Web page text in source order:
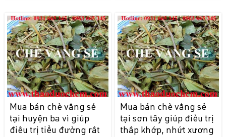
Mua bán chè vằng sẻ
tại huyện ba vì giúp
điều trị tiểu đường rất
Mua bán chè vằng sẻ
tại sơn tây giúp điều trị
thấp khớp, nhứt xương